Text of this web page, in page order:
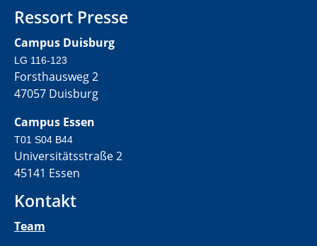
Ressort Presse
Campus Duisburg
LG 116-123
Forsthausweg 2
47057 Duisburg
Campus Essen
T01 S04 B44
Universitätsstraße 2
45141 Essen
Kontakt
Team